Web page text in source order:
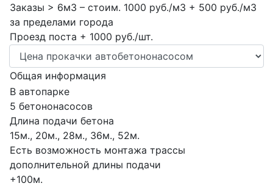
Заказы > 6м3 – стоим. 1000 руб./м3 + 500 руб./м3
за пределами города
Проезд поста + 1000 руб./шт.
Общая информация
В автопарке
5 бетононасосов
Длина подачи бетона
15м., 20м., 28м., 36м., 52м.
Есть возможность монтажа трассы
дополнительной длины подачи
+100м.